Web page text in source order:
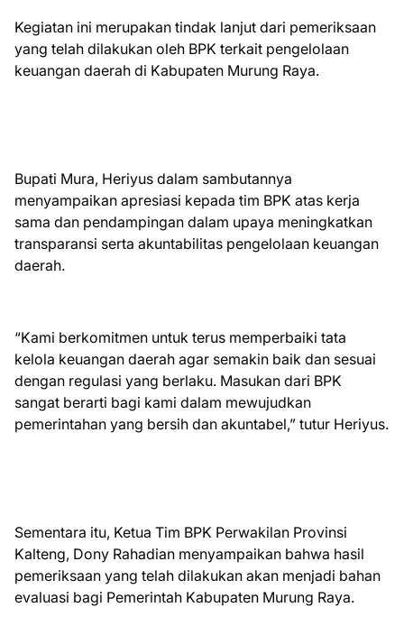
Kegiatan ini merupakan tindak lanjut dari pemeriksaan
yang telah dilakukan oleh BPK terkait pengelolaan
keuangan daerah di Kabupaten Murung Raya.
Bupati Mura, Heriyus dalam sambutannya
menyampaikan apresiasi kepada tim BPK atas kerja
sama dan pendampingan dalam upaya meningkatkan
transparansi serta akuntabilitas pengelolaan keuangan
daerah.
“Kami berkomitmen untuk terus memperbaiki tata
kelola keuangan daerah agar semakin baik dan sesuai
dengan regulasi yang berlaku. Masukan dari BPK
sangat berarti bagi kami dalam mewujudkan
pemerintahan yang bersih dan akuntabel,” tutur Heriyus.
Sementara itu, Ketua Tim BPK Perwakilan Provinsi
Kalteng, Dony Rahadian menyampaikan bahwa hasil
pemeriksaan yang telah dilakukan akan menjadi bahan
evaluasi bagi Pemerintah Kabupaten Murung Raya.